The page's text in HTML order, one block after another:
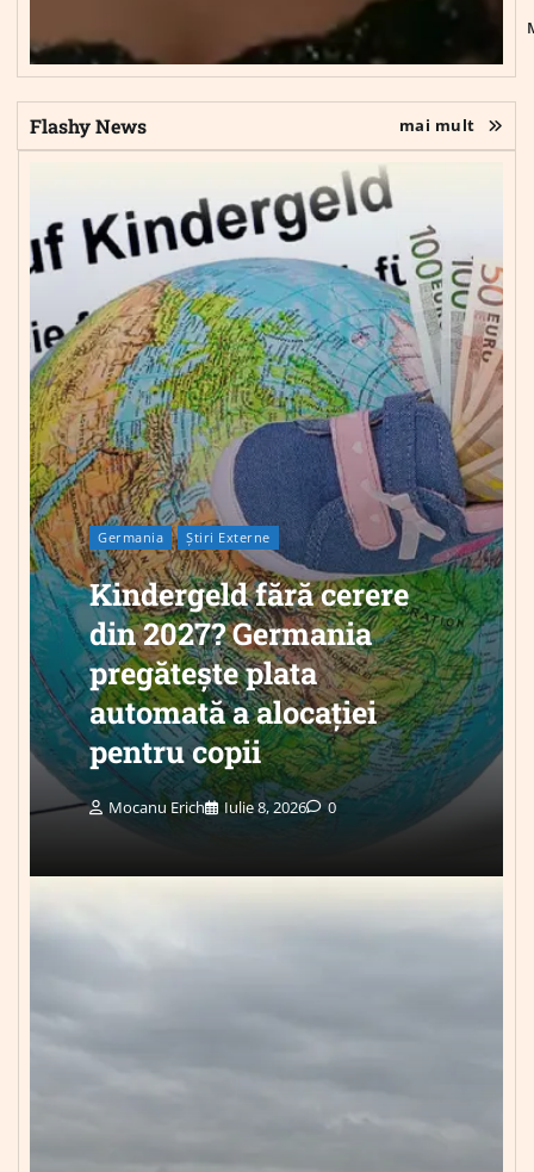
Flashy News mai mult
Germania Știri Externe
Kindergeld fără cerere
din 2027? Germania
pregătește plata
automată a alocației
pentru copii
Mocanu Erich Iulie 8, 2026 0